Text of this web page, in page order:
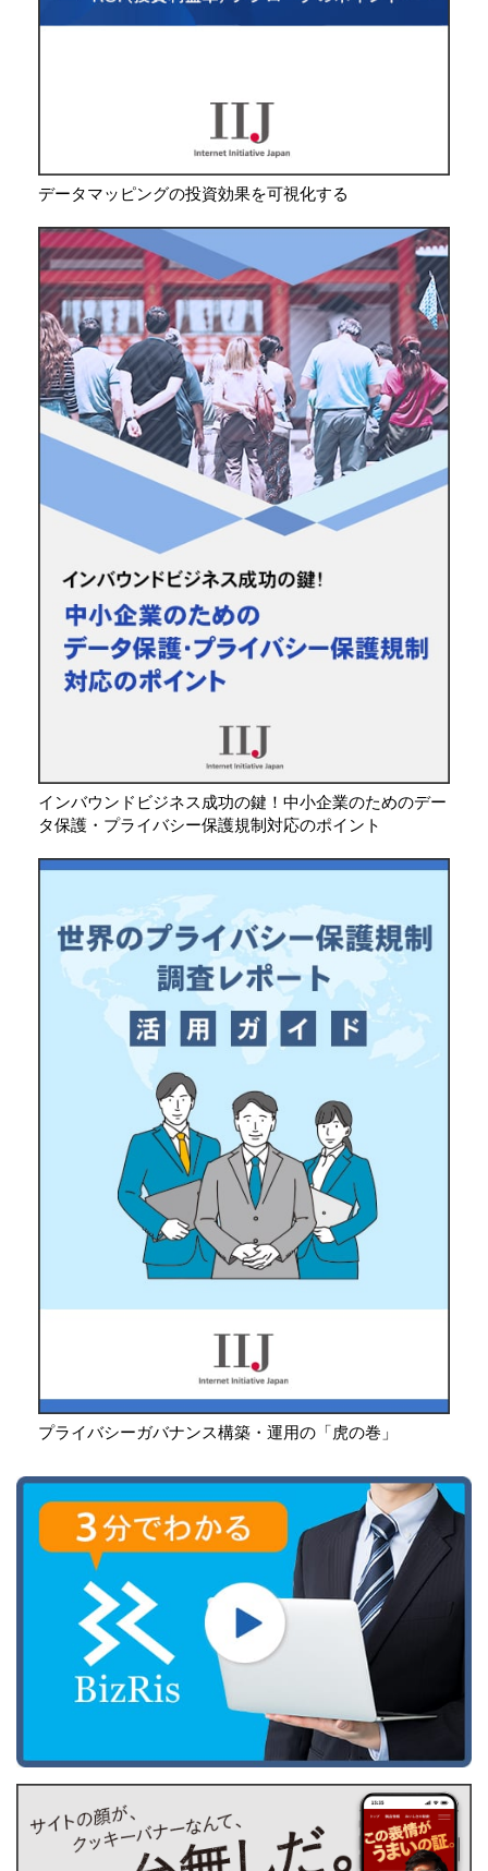
データマッピングの投資効果を可視化する
インバウンドビジネス成功の鍵！中小企業のためのデー
タ保護・プライバシー保護規制対応のポイント
プライバシーガバナンス構築・運用の「虎の巻」